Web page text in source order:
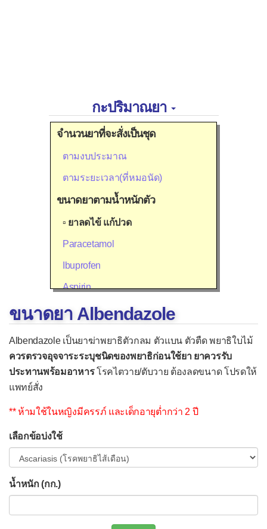
กะปริมาณยา
จำนวนยาที่จะสั่งเป็นชุด
ตามงบประมาณ
ตามระยะเวลา(ที่หมอนัด)
ขนาดยาตามน้ำหนักตัว
▫ ยาลดไข้ แก้ปวด
Paracetamol
Ibuprofen
Aspirin
Diclofenac (Voltaren®)
Meloxicam (Mobic®)
Celecoxib (Celebrex®)
▫ยาลดน้ำมูก แก้คัน แก้แพ้
Chlorpheniramine (CPM)
Fexofenadine
ขนาดยา Albendazole
Albendazole เป็นยาฆ่าพยาธิตัวกลม ตัวแบน ตัวตืด พยาธิใบไม้
ควรตรวจอุจจาระระบุชนิดของพยาธิก่อนใช้ยา ยาควรรับ
ประทานพร้อมอาหารโรคไตวาย/ตับวาย ต้องลดขนาด โปรดให้
แพทย์สั่ง
** ห้ามใช้ในหญิงมีครรภ์ และเด็กอายุต่ำกว่า 2 ปี
เลือกข้อบ่งใช้
น้ำหนัก (กก.)